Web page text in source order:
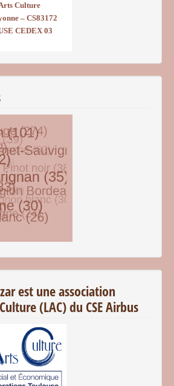
Culture
– CS83172
CEDEX 03
est une association
(LAC) du CSE Airbus